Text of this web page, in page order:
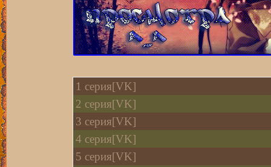
1 серия[VK]
2 серия[VK]
3 серия[VK]
4 серия[VK]
5 серия[VK]